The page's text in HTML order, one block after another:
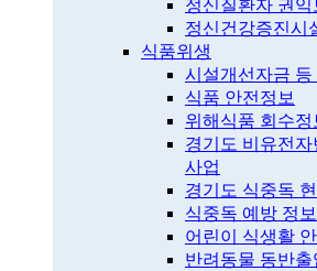
정신질환자 권익
정신건강증진시
식품위생
시설개선자금 등
식품 안전정보
위해식품 회수정
경기도 비유전자
사업
경기도 식중독
식중독 예방 정보
어린이 식생활
반려동물 동반